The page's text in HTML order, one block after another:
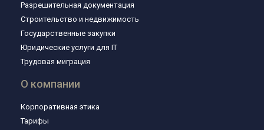
Разрешительная документация
Строительство и недвижимость
Государственные закупки
Юридические услуги для IT
Трудовая миграция
О компании
Корпоративная этика
Тарифы